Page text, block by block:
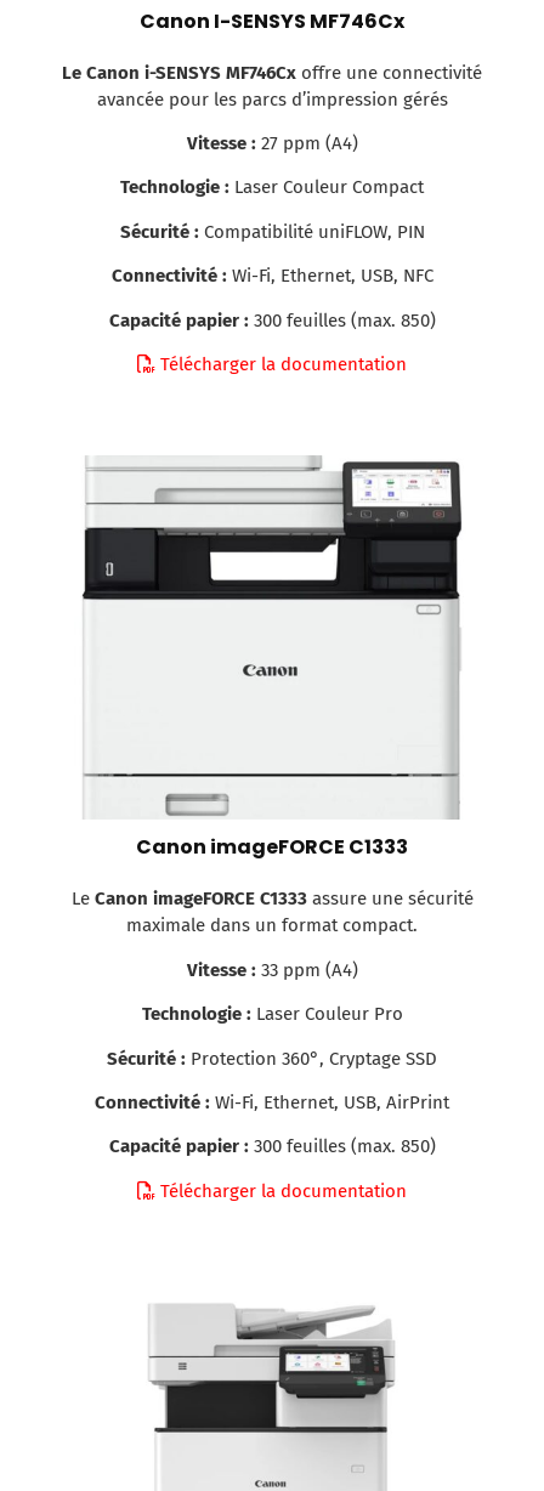
Canon I-SENSYS MF746Cx
Le Canon i-SENSYS MF746Cx offre une connectivité
avancée pour les parcs d’impression gérés
Vitesse : 27 ppm (A4)
Technologie : Laser Couleur Compact
Sécurité : Compatibilité uniFLOW, PIN
Connectivité : Wi-Fi, Ethernet, USB, NFC
Capacité papier : 300 feuilles (max. 850)
Télécharger la documentation
Canon imageFORCE C1333
Le Canon imageFORCE C1333assure une sécurité
maximale dans un format compact.
Vitesse : 33 ppm (A4)
Technologie : Laser Couleur Pro
Sécurité : Protection 360°, Cryptage SSD
Connectivité : Wi-Fi, Ethernet, USB, AirPrint
Capacité papier : 300 feuilles (max. 850)
Télécharger la documentation